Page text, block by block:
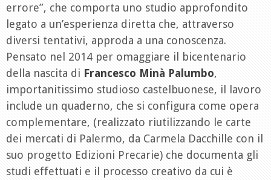
errore”, che comporta uno studio approfondito
legato a un’esperienza diretta che, attraverso
diversi tentativi, approda a una conoscenza.
Pensato nel 2014 per omaggiare il bicentenario
della nascita di Francesco Minà Palumbo,
importanitissimo studioso castelbuonese, il lavoro
include un quaderno, che si configura come opera
complementare, (realizzato riutilizzando le carte
dei mercati di Palermo, da Carmela Dacchille con il
suo progetto Edizioni Precarie) che documenta gli
studi effettuati e il processo creativo da cui è